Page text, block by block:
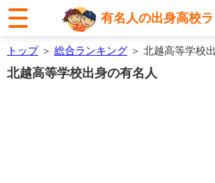
有名人の出身高校
トップ＞ 総合ランキング ＞ 北越高等学校
北越高等学校出身の有名人